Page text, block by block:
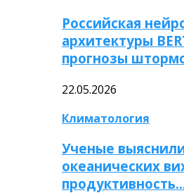
Российская
архитектуры
прогнозы
22.05.2026
Климатология
Ученые
океанических